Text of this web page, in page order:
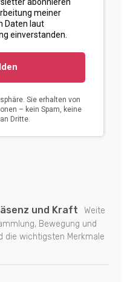
und Kraft
Weite
Bewegung und
die wichtigsten Merkmale